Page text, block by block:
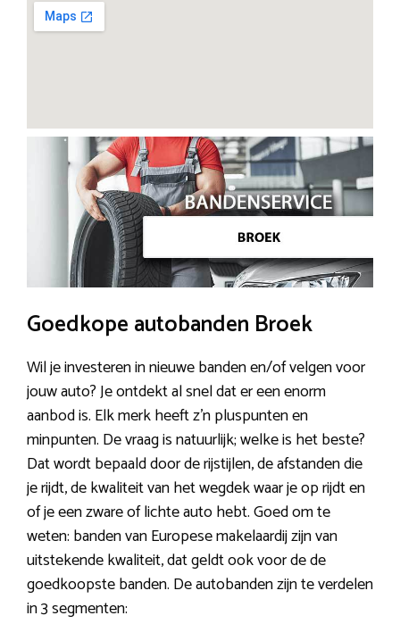
Goedkope autobanden Broek
Wil je investeren in nieuwe banden en/of velgen voor
jouw auto? Je ontdekt al snel dat er een enorm
aanbod is. Elk merk heeft z’n pluspunten en
minpunten. De vraag is natuurlijk; welke is het beste?
Dat wordt bepaald door de rijstijlen, de afstanden die
je rijdt, de kwaliteit van het wegdek waar je op rijdt en
of je een zware of lichte auto hebt. Goed om te
weten: banden van Europese makelaardij zijn van
uitstekende kwaliteit, dat geldt ook voor de de
goedkoopste banden. De autobanden zijn te verdelen
in 3 segmenten: